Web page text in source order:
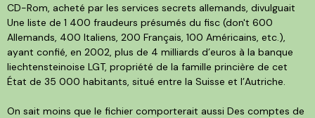
CD-Rom, acheté par les services secrets allemands, divulguait
Une liste de 1 400 fraudeurs présumés du fisc (don't 600
Allemands, 400 Italiens, 200 Français, 100 Américains, etc.),
ayant confié, en 2002, plus de 4 milliards d’euros à la banque
liechtensteinoise LGT, propriété de la famille princière de cet
État de 35 000 habitants, situé entre la Suisse et l’Autriche.
On sait moins que le fichier comporterait aussi Des comptes de